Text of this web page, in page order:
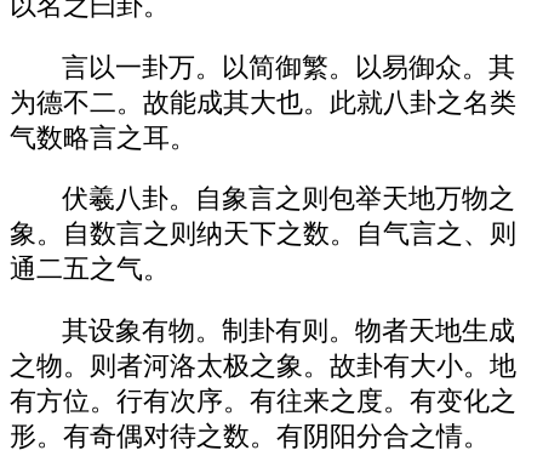
以名之曰卦。
言以一卦万。以简御繁。以易御众。其
为德不二。故能成其大也。此就八卦之名类
气数略言之耳。
伏羲八卦。自象言之则包举天地万物之
象。自数言之则纳天下之数。自气言之、则
通二五之气。
其设象有物。制卦有则。物者天地生成
之物。则者河洛太极之象。故卦有大小。地
有方位。行有次序。有往来之度。有变化之
形。有奇偶对待之数。有阴阳分合之情。